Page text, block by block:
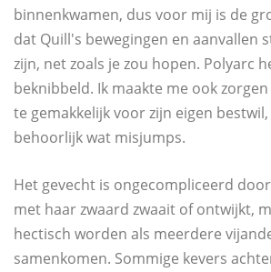
binnenkwamen, dus voor mij is de
dat Quill's bewegingen en aanvallen
zijn, net zoals je zou hopen. Polyarc
beknibbeld. Ik maakte me ook zorgen
te gemakkelijk voor zijn eigen
behoorlijk wat misjumps.
Het gevecht is ongecompliceerd
met haar zwaard zwaait of ontwijkt,
hectisch worden als meerdere
samenkomen. Sommige kevers